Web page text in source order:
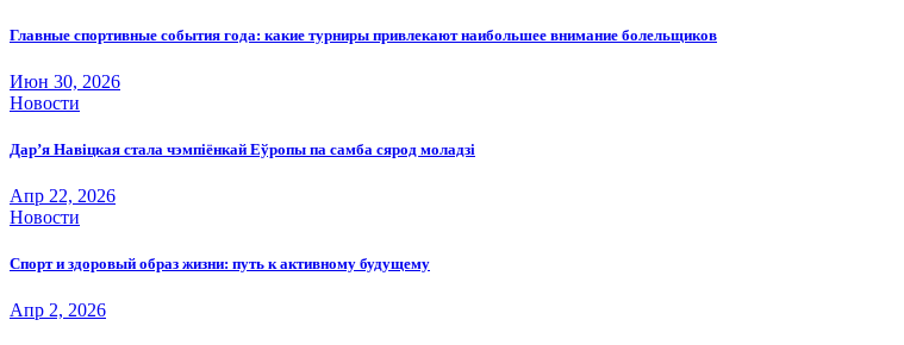
Главные спортивные события года: какие турниры привлекают наибольшее внимание болельщиков
Июн 30, 2026
Новости
Дар’я Навіцкая стала чэмпіёнкай Еўропы па самба сярод моладзі
Апр 22, 2026
Новости
Спорт и здоровый образ жизни: путь к активному будущему
Апр 2, 2026